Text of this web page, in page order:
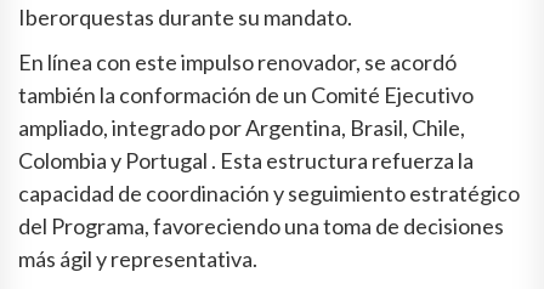
Iberorquestas durante su mandato.
En línea con este impulso renovador, se acordó
también la conformación de un Comité Ejecutivo
ampliado, integrado por Argentina, Brasil, Chile,
Colombia y Portugal . Esta estructura refuerza la
capacidad de coordinación y seguimiento estratégico
del Programa, favoreciendo una toma de decisiones
más ágil y representativa.